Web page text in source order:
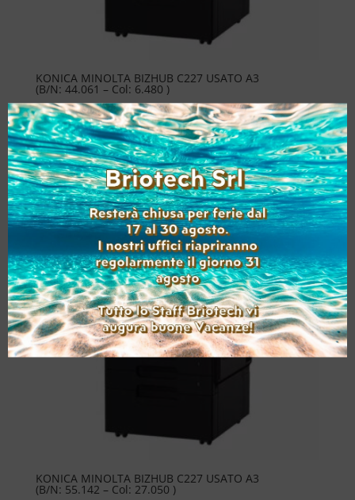
KONICA MINOLTA BIZHUB C227 USATO A3
(B/N: 44.061 – Col: 6.480 )
Accedi per visualizzare i prezzi
Aggiungi alla lista
KONICA MINOLTA BIZHUB C227 USATO A3
(B/N: 55.142 – Col: 27.050 )